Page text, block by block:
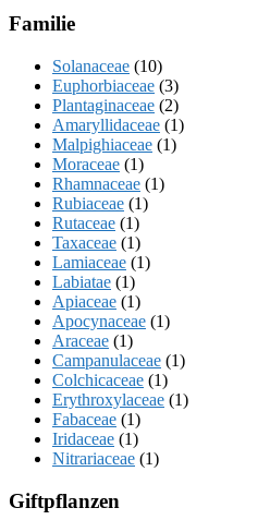
Familie
Solanaceae (10)
Euphorbiaceae (3)
Plantaginaceae (2)
Amaryllidaceae (1)
Malpighiaceae (1)
Moraceae (1)
Rhamnaceae (1)
Rubiaceae (1)
Rutaceae (1)
Taxaceae (1)
Lamiaceae (1)
Labiatae (1)
Apiaceae (1)
Apocynaceae (1)
Araceae (1)
Campanulaceae (1)
Colchicaceae (1)
Erythroxylaceae (1)
Fabaceae (1)
Iridaceae (1)
Nitrariaceae (1)
Giftpflanzen